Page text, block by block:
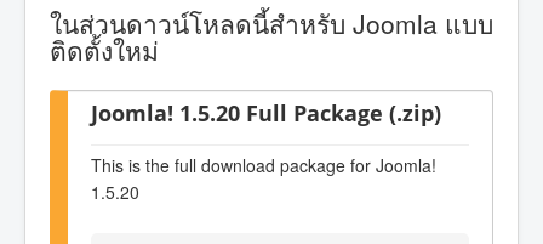
ในส่วนดาวน์โหลดนี้สำหรับ Joomla แบบ
ติดตั้งใหม่
Joomla! 1.5.20 Full Package (.zip)
This is the full download package for Joomla!
1.5.20